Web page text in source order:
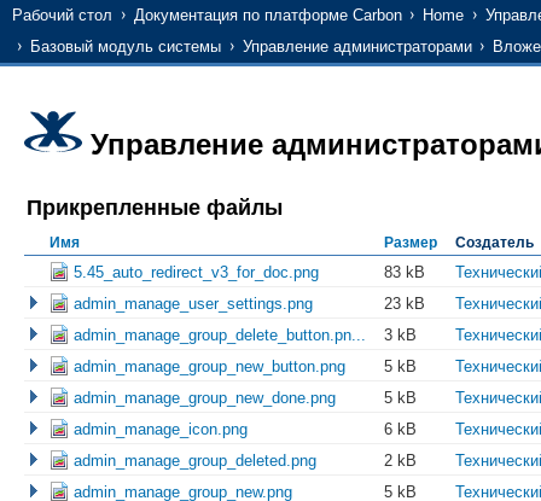
Рабочий стол Документация по платформе Carbon Home
Базовый модуль системы
Управление администраторами
Управление
Прикрепленные файлы
Имя Размер Создатель
5.45_auto_redirect_v3_for_doc.png 83 kB
admin_manage_user_settings.png
23 kB
admin_manage_group_delete_button.pn...
3 kB
admin_manage_group_new_button.png
5 kB
admin_manage_group_new_done.png
5 kB
admin_manage_icon.png
6 kB
admin_manage_group_deleted.png
2 kB
admin_manage_group_new.png
5 kB